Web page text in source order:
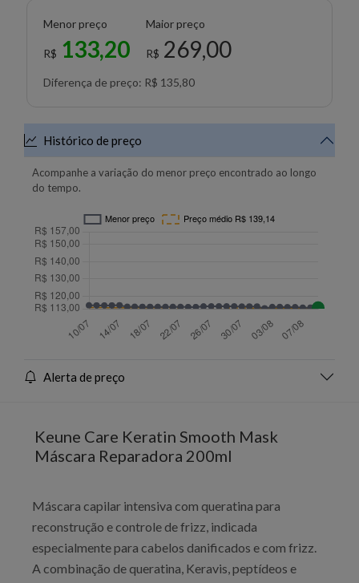
Menor preço
R$ 133,20
Maior preço
R$ 269,00
Diferença de preço: R$ 135,80
Histórico de preço
Acompanhe a variação do menor preço encontrado ao longo
do tempo.
Alerta de preço
Keune Care Keratin Smooth Mask
Máscara Reparadora 200ml
Máscara capilar intensiva com queratina para
reconstrução e controle de frizz, indicada
especialmente para cabelos danificados e com frizz.
A combinação de queratina, Keravis, peptídeos e